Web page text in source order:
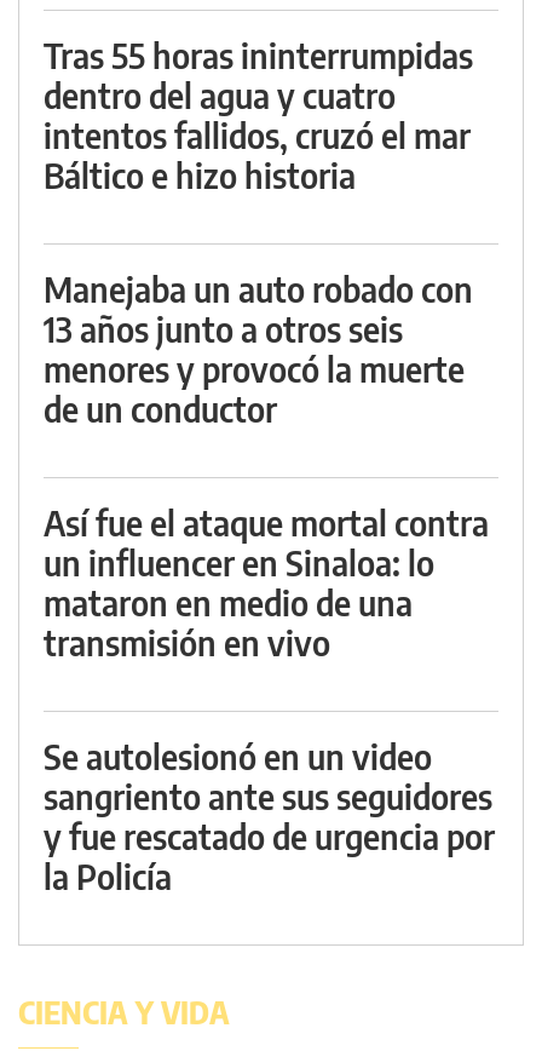
Tras 55 horas ininterrumpidas
dentro del agua y cuatro
intentos fallidos, cruzó el mar
Báltico e hizo historia
Manejaba un auto robado con
13 años junto a otros seis
menores y provocó la muerte
de un conductor
Así fue el ataque mortal contra
un influencer en Sinaloa: lo
mataron en medio de una
transmisión en vivo
Se autolesionó en un video
sangriento ante sus seguidores
y fue rescatado de urgencia por
la Policía
CIENCIA Y VIDA